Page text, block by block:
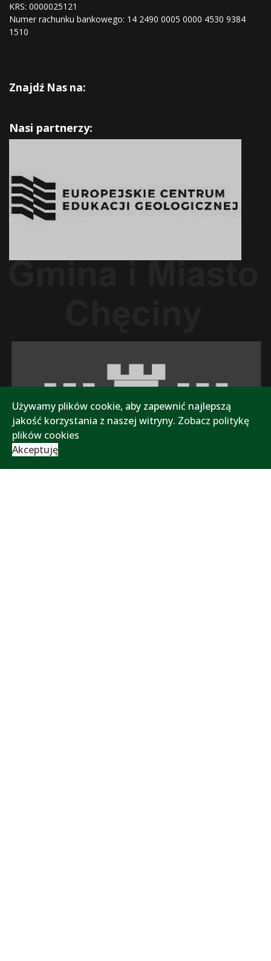
KRS: 0000025121
Numer rachunku bankowego: 14 2490 0005 0000 4530 9384
1510
Znajdź Nas na:
Nasi partnerzy:
Używamy plików cookie, aby zapewnić najlepszą
jakość korzystania z naszej witryny. Zobacz politykę
plików cookies
Akceptuję